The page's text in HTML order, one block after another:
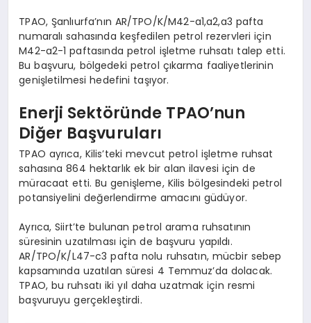
TPAO, Şanlıurfa’nın AR/TPO/K/M42-a1,a2,a3 pafta
numaralı sahasında keşfedilen petrol rezervleri için
M42-a2-1 paftasında petrol işletme ruhsatı talep etti.
Bu başvuru, bölgedeki petrol çıkarma faaliyetlerinin
genişletilmesi hedefini taşıyor.
Enerji Sektöründe TPAO’nun
Diğer Başvuruları
TPAO ayrıca, Kilis’teki mevcut petrol işletme ruhsat
sahasına 864 hektarlık ek bir alan ilavesi için de
müracaat etti. Bu genişleme, Kilis bölgesindeki petrol
potansiyelini değerlendirme amacını güdüyor.
Ayrıca, Siirt’te bulunan petrol arama ruhsatının
süresinin uzatılması için de başvuru yapıldı.
AR/TPO/K/L47-c3 pafta nolu ruhsatın, mücbir sebep
kapsamında uzatılan süresi 4 Temmuz’da dolacak.
TPAO, bu ruhsatı iki yıl daha uzatmak için resmi
başvuruyu gerçekleştirdi.